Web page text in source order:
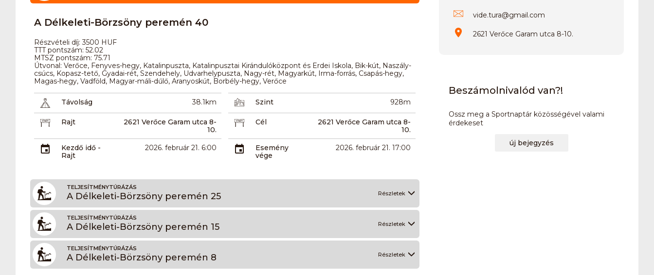
A Délkeleti-Börzsöny peremén 40
Részvételi díj: 3500 HUF
TTT pontszám: 52.02
MTSZ pontszám: 75.71
Útvonal: Verőce, Fenyves-hegy, Katalinpuszta, Katalinpusztai Kirándulóközpont és Erdei Iskola, Bik-kút, Naszály-
csúcs, Kopasz-tető, Gyadai-rét, Szendehely, Udvarhelypuszta, Nagy-rét, Magyarkút, Irma-forrás, Csapás-hegy,
Magas-hegy, Vadföld, Magyar-máli-dűlő, Aranyoskút, Borbély-hegy, Verőce
Távolság 38.1km Szint 928m
Rajt
2621 Verőce Garam utca 8-
10.
Cél
2621 Verőce Garam utca 8-
10.
Kezdő idő -
Rajt
2026. február 21. 6:00
Esemény
vége
2026. február 21. 17:00
TELJESÍTMÉNYTÚRÁZÁS
A Délkeleti-Börzsöny peremén 25 Részletek
TELJESÍTMÉNYTÚRÁZÁS
A Délkeleti-Börzsöny peremén 15 Részletek
TELJESÍTMÉNYTÚRÁZÁS
A Délkeleti-Börzsöny peremén 8 Részletek
vide.tura@gmail.com
2621 Verőce Garam utca 8-10.
Beszámolnivalód van?!
Ossz meg a Sportnaptár közösségével valami
érdekeset
új bejegyzés